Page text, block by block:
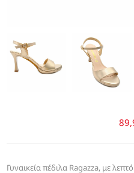
Γυναικεία πέδιλα Ragazza, με